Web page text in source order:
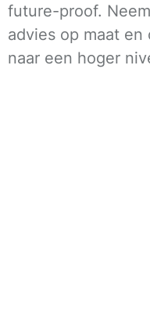
future-proof.
advies op maat
naar een hoger